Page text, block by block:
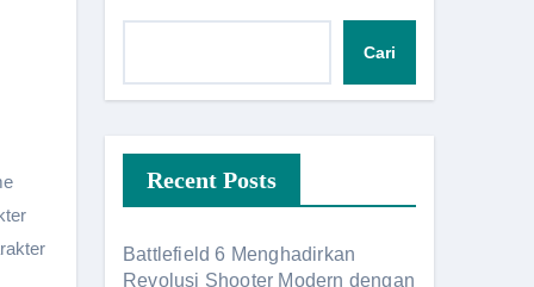
Cari
Recent Posts
Battlefield 6 Menghadirkan
Revolusi Shooter Modern dengan